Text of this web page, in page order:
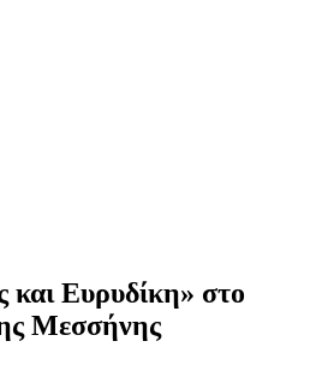
Ευρυδίκη» στο
Μεσσήνης